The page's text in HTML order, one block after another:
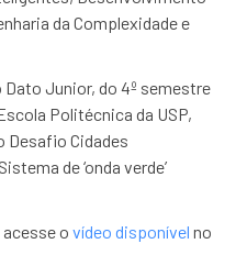
da Complexidade e
Junior, do 4º semestre
Politécnica da USP,
Desafio Cidades
de ‘onda verde’
acesse ovídeo disponível no